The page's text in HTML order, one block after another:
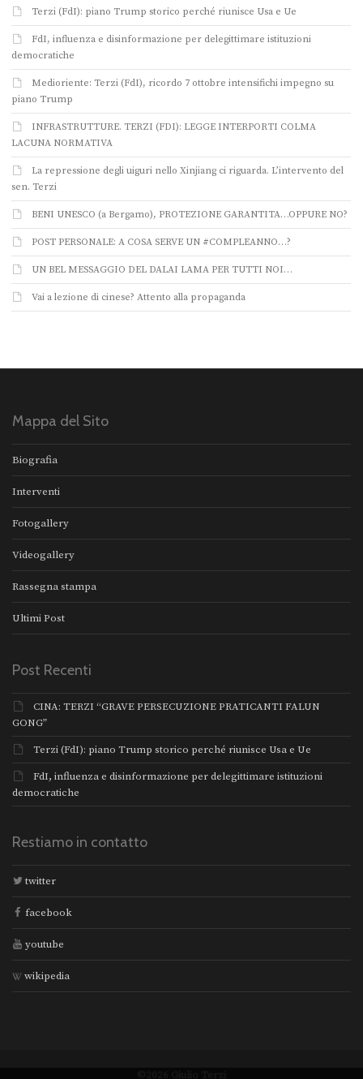
Terzi (FdI): piano Trump storico perché riunisce Usa e Ue
FdI, influenza e disinformazione per delegittimare istituzioni
democratiche
Medioriente: Terzi (FdI), ricordo 7 ottobre intensifichi impegno su
piano Trump
INFRASTRUTTURE. TERZI (FDI): LEGGE INTERPORTI COLMA
LACUNA NORMATIVA
La repressione degli uiguri nello Xinjiang ci riguarda. L’intervento del
sen. Terzi
BENI UNESCO (a Bergamo), PROTEZIONE GARANTITA…OPPURE NO?
POST PERSONALE: A COSA SERVE UN #COMPLEANNO…?
UN BEL MESSAGGIO DEL DALAI LAMA PER TUTTI NOI…
Vai a lezione di cinese? Attento alla propaganda
Mappa del Sito
Biografia
Interventi
Fotogallery
Videogallery
Rassegna stampa
Ultimi Post
Post Recenti
CINA: TERZI “GRAVE PERSECUZIONE PRATICANTI FALUN
GONG”
Terzi (FdI): piano Trump storico perché riunisce Usa e Ue
FdI, influenza e disinformazione per delegittimare istituzioni
democratiche
Restiamo in contatto
twitter
facebook
youtube
wikipedia